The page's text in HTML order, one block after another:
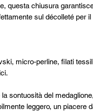
questa chiusura
sul décolleté per
micro-perline, filati
la sontuosità del
leggero, un piacere